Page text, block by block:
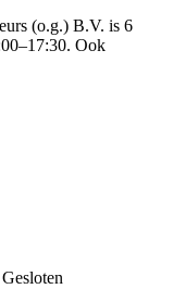
(o.g.) B.V. is 6
Ook